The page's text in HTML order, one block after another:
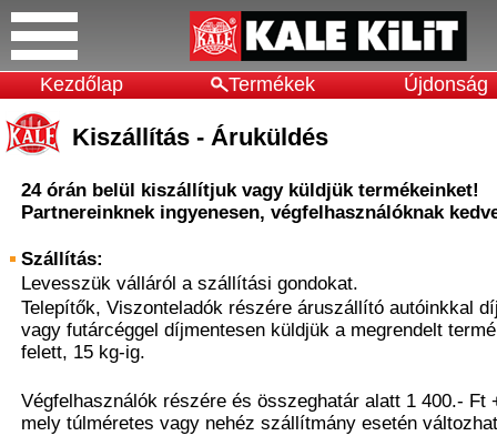
Kezdőlap Termékek Újdonság
Kiszállítás - Áruküldés
24 órán belül kiszállítjuk vagy küldjük termékeinket!
Partnereinknek ingyenesen, végfelhasználóknak
Szállítás:
Levesszük válláról a szállítási gondokat.
Telepítők, Viszonteladók részére áruszállító autóinkkal
vagy futárcéggel díjmentesen küldjük a megrendelt
felett, 15 kg-ig.
Végfelhasználók részére és összeghatár alatt 1 400.- Ft
mely túlméretes vagy nehéz szállítmány esetén